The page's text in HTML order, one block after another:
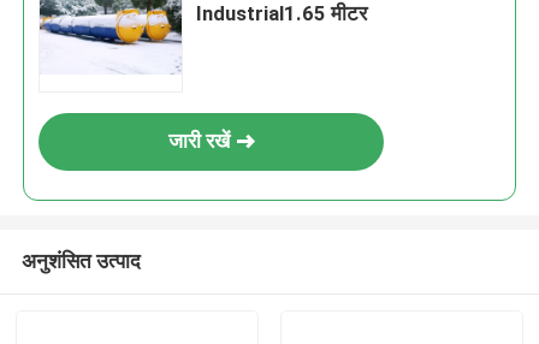
Industrial1.65 मीटर
जारी रखें
अनुशंसित उत्पाद